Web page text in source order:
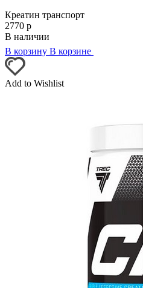
Креатин транспорт
2770 р
В наличии
В корзину В корзине
Add to Wishlist